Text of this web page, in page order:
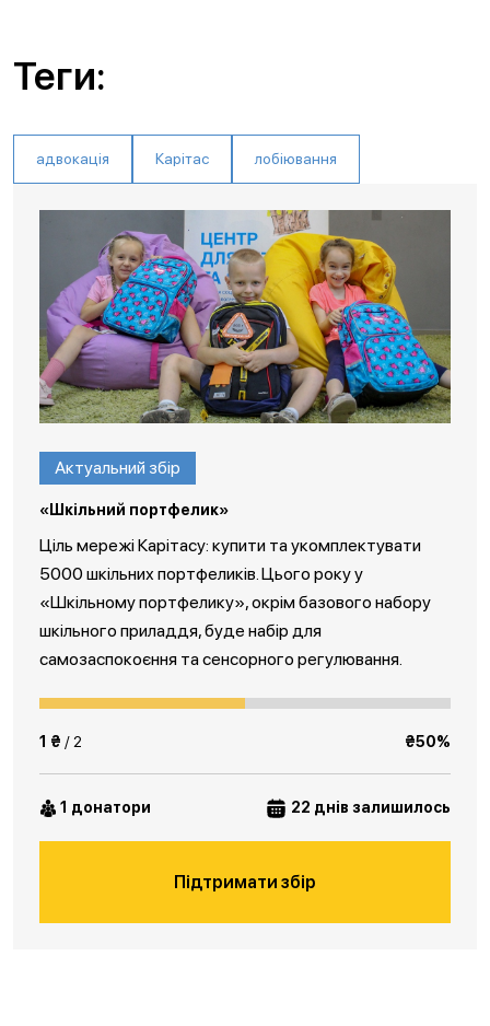
Теги:
адвокація Карітас лобіювання
Актуальний збір
«Шкільний портфелик»
Ціль мережі Карітасу: купити та укомплектувати
5000 шкільних портфеликів. Цього року у
«Шкільному портфелику», окрім базового набору
шкільного приладдя, буде набір для
самозаспокоєння та сенсорного регулювання.
1 ₴ / 2 ₴50%
1 донатори 22 днів залишилось
Підтримати збір